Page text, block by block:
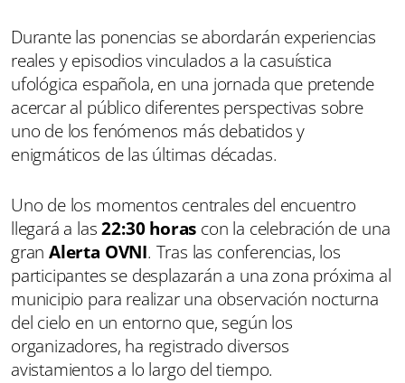
Durante las ponencias se abordarán experiencias
reales y episodios vinculados a la casuística
ufológica española, en una jornada que pretende
acercar al público diferentes perspectivas sobre
uno de los fenómenos más debatidos y
enigmáticos de las últimas décadas.
Uno de los momentos centrales del encuentro
llegará a las22:30 horas con la celebración de una
granAlerta OVNI. Tras las conferencias, los
participantes se desplazarán a una zona próxima al
municipio para realizar una observación nocturna
del cielo en un entorno que, según los
organizadores, ha registrado diversos
avistamientos a lo largo del tiempo.